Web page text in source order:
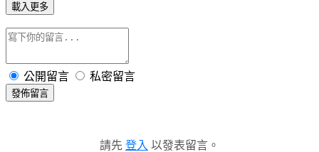
載入更多
公開留言 私密留言
發佈留言
請先 登入 以發表留言。